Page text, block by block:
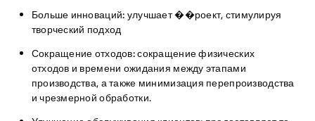
Больше инноваций: улучшает ��роект, стимулируя
творческий подход
Сокращение отходов:сокращение физических
отходов и времени ожидания между этапами
производства, а также минимизация перепроизводства
и чрезмерной обработки.